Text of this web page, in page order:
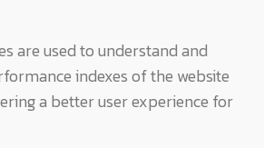
are used to understand and
indexes of the website
a better user experience for